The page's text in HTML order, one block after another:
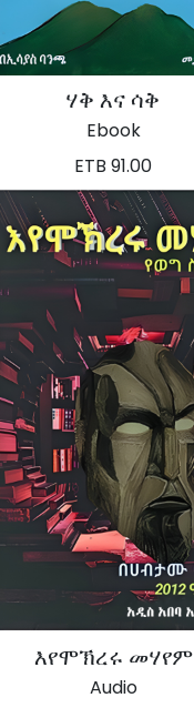
ሃቅ እና ሳቅ
Ebook
ETB 91.00
እየሞኽረሩ መሃየም
Audio